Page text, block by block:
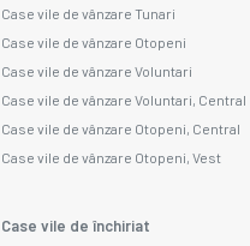
Case vile de vânzare Tunari
Case vile de vânzare Otopeni
Case vile de vânzare Voluntari
Case vile de vânzare Voluntari, Central
Case vile de vânzare Otopeni, Central
Case vile de vânzare Otopeni, Vest
Case vile de închiriat